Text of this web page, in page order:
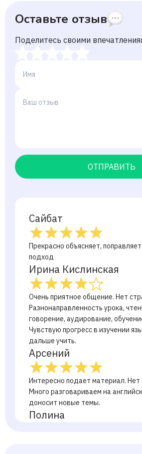
Оставьте отзыв
Поделитесь своими
ОТПРАВИТЬ
Сайбат
Прекрасно объясняет,
подход
Ирина Кислинская
Очень приятное общение. Нет
Разнонаправленность урока,
говорение, аудирование,
Чувствую прогресс в изучении
дальше учить.
Арсений
Интересно подает материал. Нет
Много разговариваем на
доносит новые темы.
Полина